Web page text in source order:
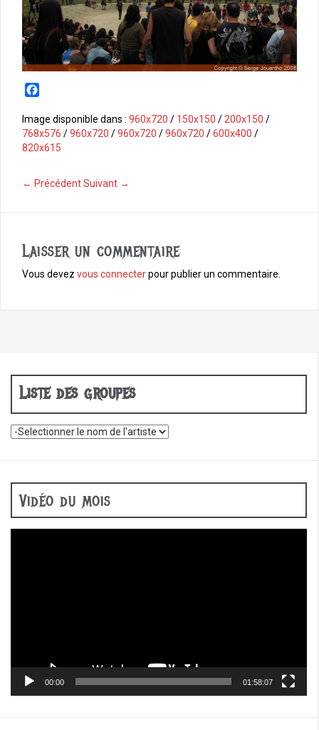
c
e
b
k
Image disponible dans : 960x720 / 150x150 / 200x150 /
768x576 /960x720 /960x720 /960x720 /600x400 /
820x615
← PrécédentSuivant →
Laisser un commentaire
Vous devez vous connecterpour publier un commentaire.
Liste des groupes
Vidéo du mois
00:00 01:58:07